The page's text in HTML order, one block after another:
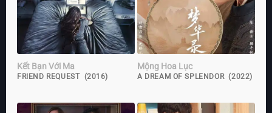
Kết Bạn Với Ma
FRIEND REQUEST (2016)
Mộng Hoa Lục
A DREAM OF SPLENDOR (2022)